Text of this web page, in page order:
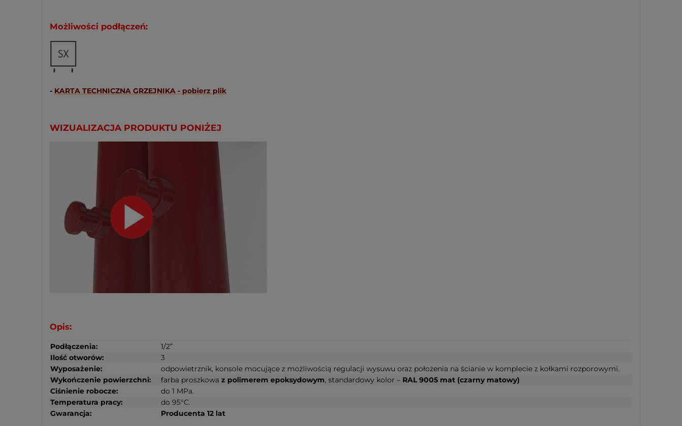
Możliwości podłączeń:
- KARTA TECHNICZNA GRZEJNIKA - pobierz plik
WIZUALIZACJA PRODUKTU PONIŻEJ
Opis:
Podłączenia:
1/2”
Ilość otworów:
3
Wyposażenie:
odpowietrznik, konsole mocujące z możliwością regulacji wysuwu oraz położenia na ścianie w komplecie z kołkami rozporowymi.
Wykończenie powierzchni:
farba proszkowa z polimerem epoksydowym, standardowy kolor – RAL 9005 mat (czarny matowy)
Ciśnienie robocze:
do 1 MPa.
Temperatura pracy:
do 95°C.
Gwarancja:
Producenta 12 lat